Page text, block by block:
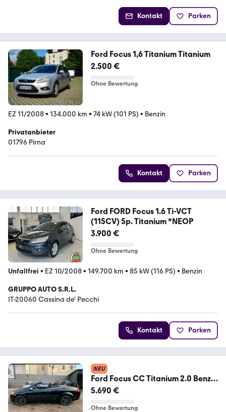
Kontakt Parken
Ford Focus 1,6 Titanium Titanium
2.500 €
Ohne Bewertung
EZ 11/2008• 134.000 km • 74 kW (101 PS) • Benzin
Privatanbieter
01796 Pirna
Kontakt Parken
Ford FORD Focus 1.6 Ti-VCT
(115CV) 5p. Titanium *NEOP
3.900 €
Ohne Bewertung
Unfallfrei • EZ 10/2008• 149.700 km • 85 kW (116 PS) • Benzin
GRUPPO AUTO S.R.L.
IT-20060 Cassina de' Pecchi
Kontakt Parken
NEU
Ford Focus CC Titanium 2.0 Benzin
Automati...
5.690 €
Ohne Bewertung